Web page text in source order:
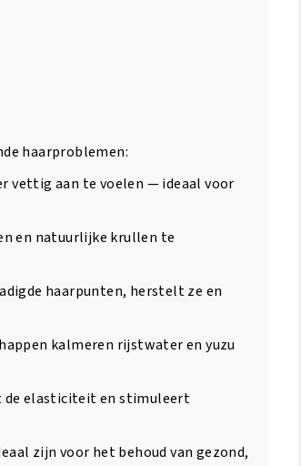
haarproblemen:
vettig aan te voelen — ideaal voor
en natuurlijke krullen te
haarpunten, herstelt ze en
kalmeren rijstwater en yuzu
de elasticiteit en stimuleert
zijn voor het behoud van gezond,